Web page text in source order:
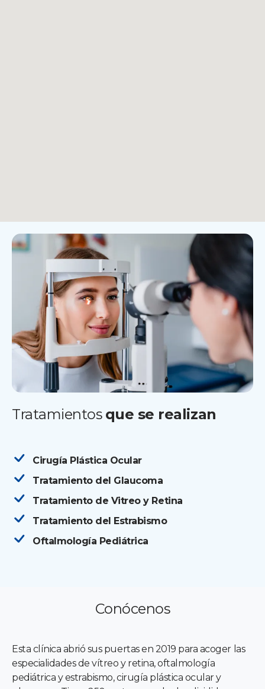
Tratamientos que se realizan
Cirugía Plástica Ocular
Tratamiento del Glaucoma
Tratamiento de Vitreo y Retina
Tratamiento del Estrabismo
Oftalmología Pediátrica
Conócenos
Esta clínica abrió sus puertas en 2019 para acoger las
especialidades de vítreo y retina, oftalmología
pediátrica y estrabismo, cirugía plástica ocular y